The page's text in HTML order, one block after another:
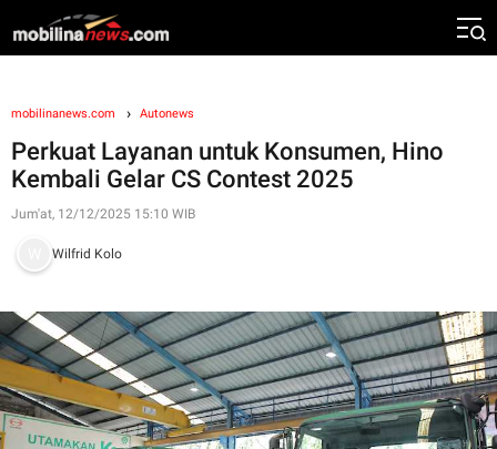
mobilinanews.com Autonews
Perkuat Layanan untuk Konsumen, Hino
Kembali Gelar CS Contest 2025
Jum'at, 12/12/2025 15:10 WIB
Wilfrid Kolo